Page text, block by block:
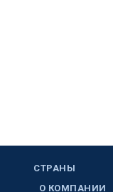
СТРАНЫ
О КОМПАНИИ